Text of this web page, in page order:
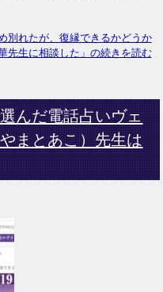
別れたが、復縁できるかどうか
先生に相談した」の続きを読む
んだ電話占いヴェ
まとあこ）先生は